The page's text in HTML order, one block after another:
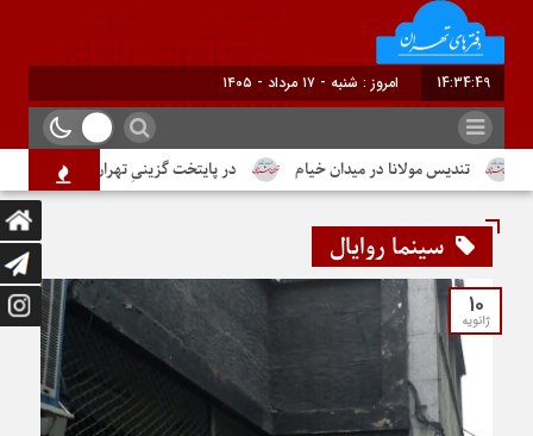
14:34:49 امروز : شنبه - ۱۷ مرداد - ۱۴۰۵
تندیس مولانا در میدان خیام در پایتخت گزینیِ تهران
سینما روایال
10
ژانویه